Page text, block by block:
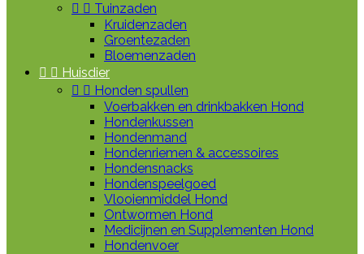
  Tuinzaden
Kruidenzaden
Groentezaden
Bloemenzaden
  Huisdier
  Honden spullen
Voerbakken en drinkbakken Hond
Hondenkussen
Hondenmand
Hondenriemen & accessoires
Hondensnacks
Hondenspeelgoed
Vlooienmiddel Hond
Ontwormen Hond
Medicijnen en Supplementen Hond
Hondenvoer